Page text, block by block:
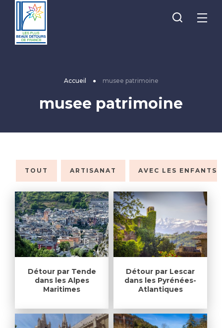
Je
Menu
Accueil ● musee patrimoine
musee patrimoine
TOUT ARTISANAT AVEC LES ENFANTS
Détour par Tende
dans les Alpes
Maritimes
Détour par Lescar
dans les Pyrénées-
Atlantiques